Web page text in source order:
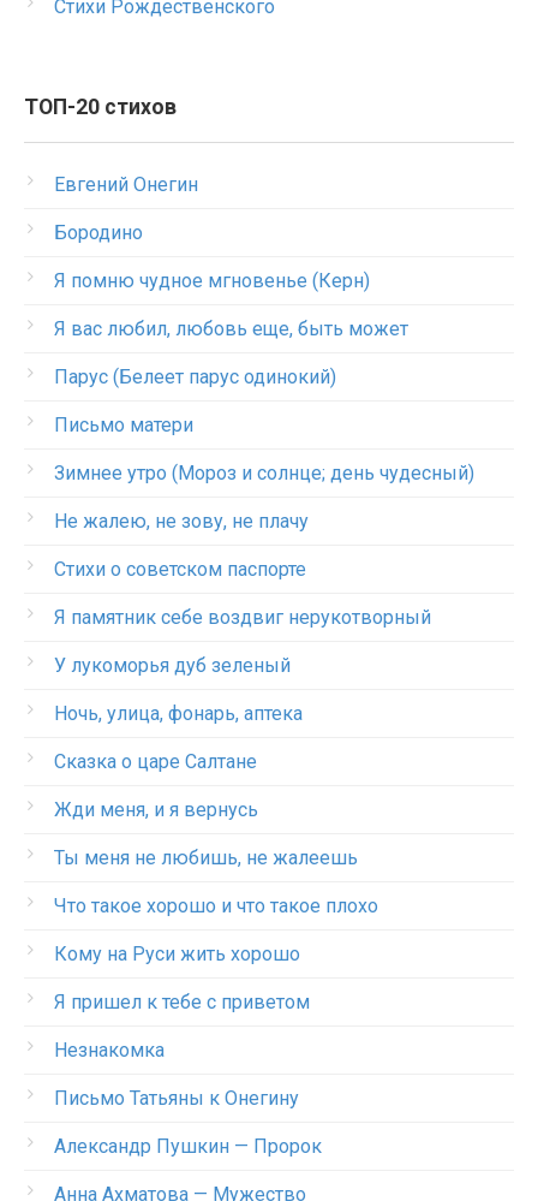
Стихи Рождественского
ТОП-20 стихов
Евгений Онегин
Бородино
Я помню чудное мгновенье (Керн)
Я вас любил, любовь еще, быть может
Парус (Белеет парус одинокий)
Письмо матери
Зимнее утро (Мороз и солнце; день чудесный)
Не жалею, не зову, не плачу
Стихи о советском паспорте
Я памятник себе воздвиг нерукотворный
У лукоморья дуб зеленый
Ночь, улица, фонарь, аптека
Сказка о царе Салтане
Жди меня, и я вернусь
Ты меня не любишь, не жалеешь
Что такое хорошо и что такое плохо
Кому на Руси жить хорошо
Я пришел к тебе с приветом
Незнакомка
Письмо Татьяны к Онегину
Александр Пушкин — Пророк
Анна Ахматова — Мужество